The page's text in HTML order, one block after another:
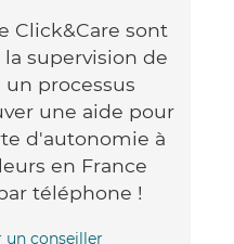
Click&Care sont
supervision de
processus
une aide pour
d'autonomie à
en France
téléphone !
un conseiller